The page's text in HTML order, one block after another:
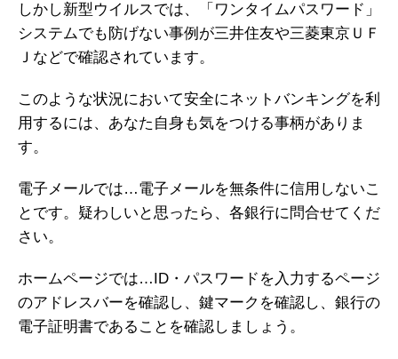
しかし新型ウイルスでは、「ワンタイムパスワード」
システムでも防げない事例が三井住友や三菱東京ＵＦ
Ｊなどで確認されています。
このような状況において安全にネットバンキングを利
用するには、あなた自身も気をつける事柄がありま
す。
電子メールでは…電子メールを無条件に信用しないこ
とです。疑わしいと思ったら、各銀行に問合せてくだ
さい。
ホームページでは…ID・パスワードを入力するページ
のアドレスバーを確認し、鍵マークを確認し、銀行の
電子証明書であることを確認しましょう。